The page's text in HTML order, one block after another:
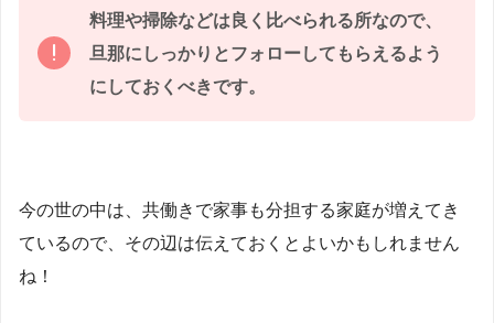
料理や掃除などは良く比べられる所なので、
旦那にしっかりとフォローしてもらえるよう
にしておくべきです。
今の世の中は、共働きで家事も分担する家庭が増えてき
ているので、その辺は伝えておくとよいかもしれません
ね！